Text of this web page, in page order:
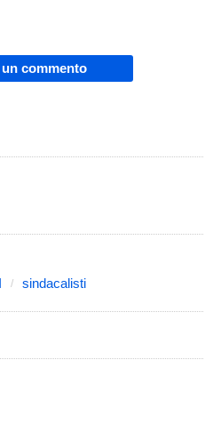
commento
sindacalisti